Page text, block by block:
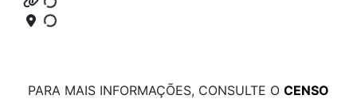
PARA MAIS INFORMAÇÕES, CONSULTE O CENSO